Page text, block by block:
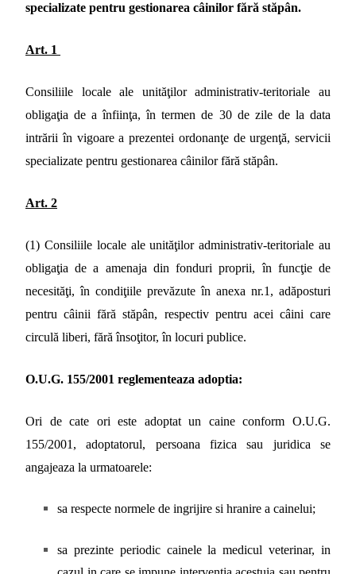
specializate pentru gestionarea câinilor fără stăpân.
Art. 1
Consiliile locale ale unităţilor administrativ-teritoriale au
obligaţia de a înfiinţa, în termen de 30 de zile de la data
intrării în vigoare a prezentei ordonanţe de urgenţă, servicii
specializate pentru gestionarea câinilor fără stăpân.
Art. 2
(1) Consiliile locale ale unităţilor administrativ-teritoriale au
obligaţia de a amenaja din fonduri proprii, în funcţie de
necesităţi, în condiţiile prevăzute în anexa nr.1, adăposturi
pentru câinii fără stăpân, respectiv pentru acei câini care
circulă liberi, fără însoţitor, în locuri publice.
O.U.G. 155/2001 reglementeaza adoptia:
Ori de cate ori este adoptat un caine conform O.U.G.
155/2001, adoptatorul, persoana fizica sau juridica se
angajeaza la urmatoarele:
sa respecte normele de ingrijire si hranire a cainelui;
sa prezinte periodic cainele la medicul veterinar, in